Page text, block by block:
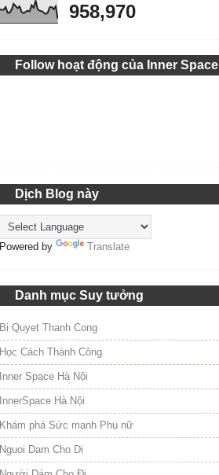
958,970
Follow hoạt động của Inner Space
Dịch Blog này
Powered by Translate
Danh mục Suy tưởng
Bi Quyet Thanh Cong
Học Cách Thành Công
Inner Space Hà Nội
InnerSpace Hà Nội
Khám phá Sức mạnh Phụ nữ
Nguoi Dam Cho Di